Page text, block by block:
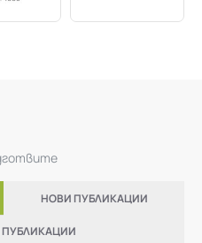
НОВИ ПУБЛИКАЦИИ